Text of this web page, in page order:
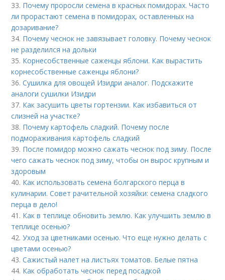
33. Почему проросли семена в красных помидорах. Часто
ли прорастают семена в помидорах, оставленных на
дозаривание?
34. Почему чеснок не завязывает головку. Почему чеснок
не разделился на дольки
35. Корнесобственные саженцы яблони. Как вырастить
корнесобственные саженцы яблони?
36.Сушилка для овощей Изидри аналог. Подскажите
аналоги сушилки Изидри
37. Как засушить цветы гортензии. Как избавиться от
слизней на участке?
38. Почему картофель сладкий. Почему после
подмораживания картофель сладкий
39. После помидор можно сажать чеснок под зиму. После
чего сажать чеснок под зиму, чтобы он вырос крупным и
здоровым
40. Как использовать семена болгарского перца в
кулинарии. Совет рачительной хозяйки: семена сладкого
перца в дело!
41. Как в теплице обновить землю. Как улучшить землю в
теплице осенью?
42.Уход за цветниками осенью. Что еще нужно делать с
цветами осенью?
43.Сажистый налет на листьях томатов. Белые пятна
44. Как обработать чеснок перед посадкой